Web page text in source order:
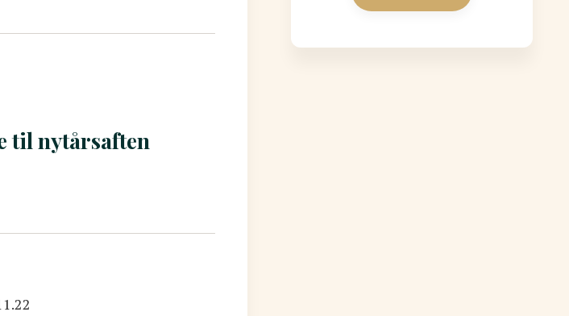
til nytårsaften